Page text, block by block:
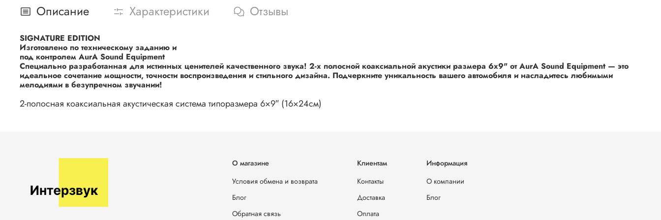
1″ (25,4мм) купольный шелковый ВЧ
Кроссовер:
Высококачественный пленочный конденсатор
Цепь защиты ВЧ-динамика от перегрузки
Описание Характеристики Отзывы
SIGNATURE EDITION
Изготовлено по техническому заданию и
под контролем AurA Sound Equipment
Специально разработанная для истинных ценителей качественного звука! 2-х полосной коаксиальной акустики размера 6x9" от AurA Sound Equipment — это
идеальное сочетание мощности, точности воспроизведения и стильного дизайна. Подчеркните уникальность вашего автомобиля и насладитесь любимыми
мелодиями в безупречном звучании!
2-полосная коаксиальная акустическая система типоразмера 6×9″ (16×24см)
О магазине
Условия обмена и возврата
Блог
Обратная связь
Клиентам
Контакты
Доставка
Оплата
Информация
О компании
Блог